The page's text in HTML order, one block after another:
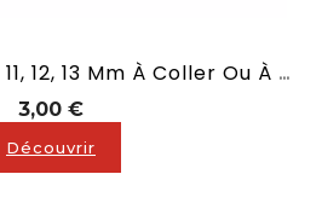
Procédés De 9, 10, 11, 12, 13 Mm À Coller Ou À Visser Ou À Cliper Sur Votre Queue De Billard
3,00 €Prix
Découvrir